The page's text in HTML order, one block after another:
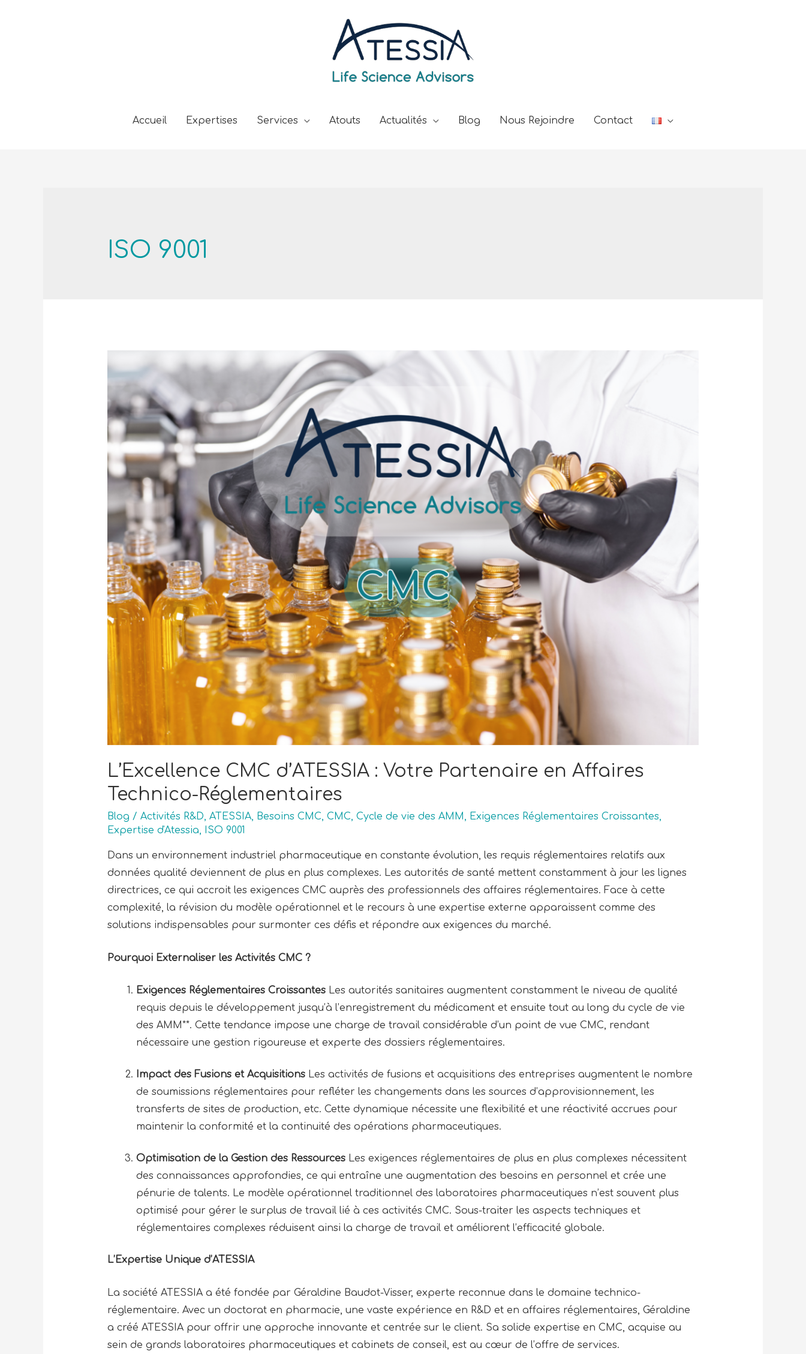
Accueil Expertises Services Atouts Actualités Blog Nous Rejoindre Contact
ISO 9001
L’Excellence CMC d’ATESSIA : Votre Partenaire en Affaires
Technico-Réglementaires
Blog / Activités R&D, ATESSIA, Besoins CMC, CMC, Cycle de vie des AMM, Exigences Réglementaires Croissantes,
Expertise d'Atessia, ISO 9001
Dans un environnement industriel pharmaceutique en constante évolution, les requis réglementaires relatifs aux
données qualité deviennent de plus en plus complexes. Les autorités de santé mettent constamment à jour les lignes
directrices, ce qui accroit les exigences CMC auprès des professionnels des affaires réglementaires. Face à cette
complexité, la révision du modèle opérationnel et le recours à une expertise externe apparaissent comme des
solutions indispensables pour surmonter ces défis et répondre aux exigences du marché.
Pourquoi Externaliser les Activités CMC ?
Exigences Réglementaires CroissantesLes autorités sanitaires augmentent constamment le niveau de qualité
requis depuis le développement jusqu’à l’enregistrement du médicament et ensuite tout au long du cycle de vie
des AMM**. Cette tendance impose une charge de travail considérable d’un point de vue CMC, rendant
nécessaire une gestion rigoureuse et experte des dossiers réglementaires.
Impact des Fusions et AcquisitionsLes activités de fusions et acquisitions des entreprises augmentent le nombre
de soumissions réglementaires pour refléter les changements dans les sources d’approvisionnement, les
transferts de sites de production, etc. Cette dynamique nécessite une flexibilité et une réactivité accrues pour
maintenir la conformité et la continuité des opérations pharmaceutiques.
Optimisation de la Gestion des RessourcesLes exigences réglementaires de plus en plus complexes nécessitent
des connaissances approfondies, ce qui entraîne une augmentation des besoins en personnel et crée une
pénurie de talents. Le modèle opérationnel traditionnel des laboratoires pharmaceutiques n’est souvent plus
optimisé pour gérer le surplus de travail lié à ces activités CMC. Sous-traiter les aspects techniques et
réglementaires complexes réduisent ainsi la charge de travail et améliorent l’efficacité globale.
L’Expertise Unique d’ATESSIA
La société ATESSIA a été fondée par Géraldine Baudot-Visser, experte reconnue dans le domaine technico-
réglementaire. Avec un doctorat en pharmacie, une vaste expérience en R&D et en affaires réglementaires, Géraldine
a créé ATESSIA pour offrir une approche innovante et centrée sur le client. Sa solide expertise en CMC, acquise au
sein de grands laboratoires pharmaceutiques et cabinets de conseil, est au cœur de l’offre de services.